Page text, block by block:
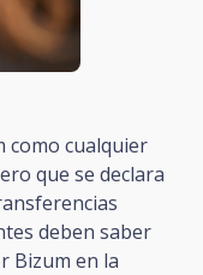
como cualquier
que se declara
deben saber
Bizum en la